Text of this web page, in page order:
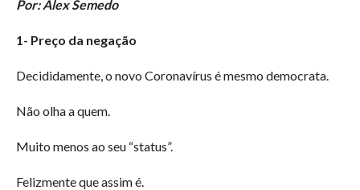
Por: Alex Semedo
1- Preço da negação
Decididamente, o novo Coronavírus é mesmo democrata.
Não olha a quem.
Muito menos ao seu “status”.
Felizmente que assim é.